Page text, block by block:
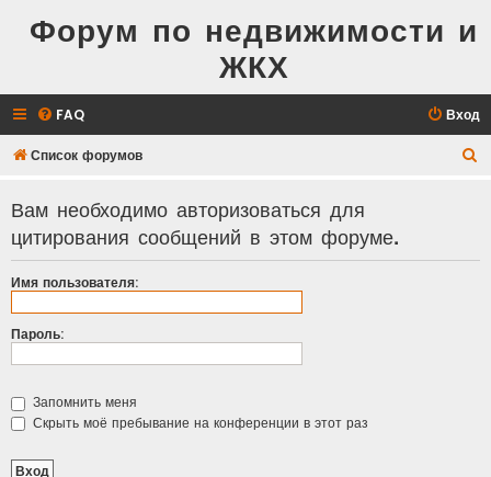
Форум по недвижимости и
ЖКХ
FAQ Вход
Список форумов
Вам необходимо авторизоваться для
цитирования сообщений в этом форуме.
Имя пользователя:
Пароль:
Запомнить меня
Скрыть моё пребывание на конференции в этот раз